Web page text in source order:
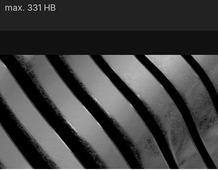
max. 331 HB